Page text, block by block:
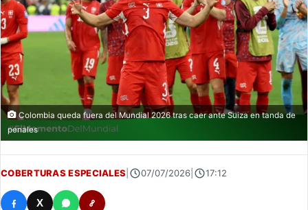
Colombia queda fuera del Mundial 2026 tras caer ante Suiza en tanda de
penales
COBERTURAS ESPECIALES 07/07/2026 17:12
X